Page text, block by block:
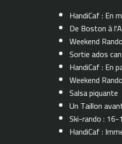
HandiCaf : En
De Boston à
Weekend
Sortie ados
HandiCaf : En
Weekend
Salsa piquante
Un Taillon
Ski-rando : 16-
HandiCaf :